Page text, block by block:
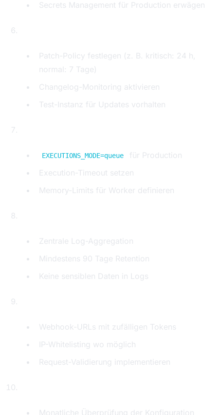
Secrets Management für Production erwägen
Patch-Policy festlegen (z. B. kritisch: 24 h,
normal: 7 Tage)
Changelog-Monitoring aktivieren
Test-Instanz für Updates vorhalten
EXECUTIONS_MODE=queue
für Production
Execution-Timeout setzen
Memory-Limits für Worker definieren
Zentrale Log-Aggregation
Mindestens 90 Tage Retention
Keine sensiblen Daten in Logs
Webhook-URLs mit zufälligen Tokens
IP-Whitelisting wo möglich
Request-Validierung implementieren
Monatliche Überprüfung der Konfiguration